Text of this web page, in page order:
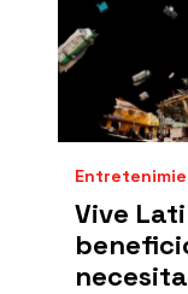
Vive